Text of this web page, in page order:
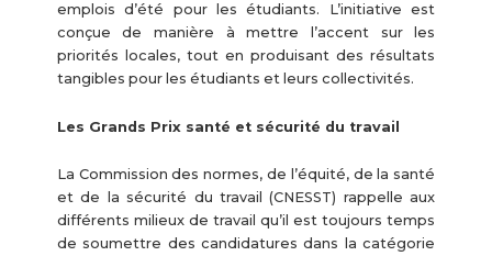
emplois d’été pour les étudiants. L’initiative est
conçue de manière à mettre l’accent sur les
priorités locales, tout en produisant des résultats
tangibles pour les étudiants et leurs collectivités.
Les Grands Prix santé et sécurité du travail
La Commission des normes, de l’équité, de la santé
et de la sécurité du travail (CNESST) rappelle aux
différents milieux de travail qu’il est toujours temps
de soumettre des candidatures dans la catégorie